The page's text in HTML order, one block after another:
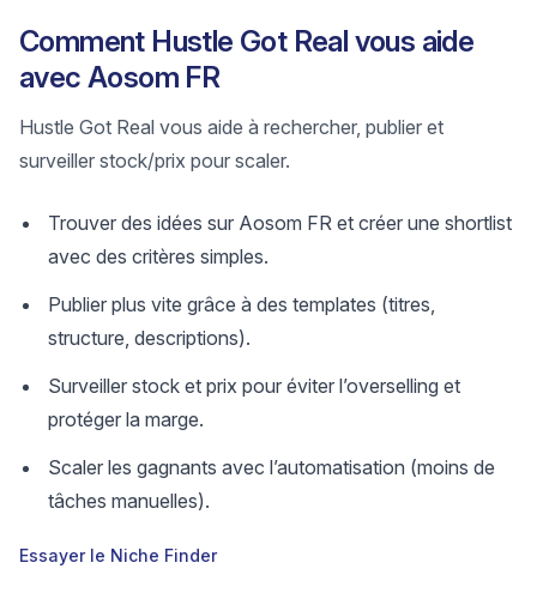
Comment Hustle Got Real vous aide
avec Aosom FR
Hustle Got Real vous aide à rechercher, publier et
surveiller stock/prix pour scaler.
Trouver des idées sur Aosom FR et créer une shortlist
avec des critères simples.
Publier plus vite grâce à des templates (titres,
structure, descriptions).
Surveiller stock et prix pour éviter l’overselling et
protéger la marge.
Scaler les gagnants avec l’automatisation (moins de
tâches manuelles).
Essayer le Niche Finder